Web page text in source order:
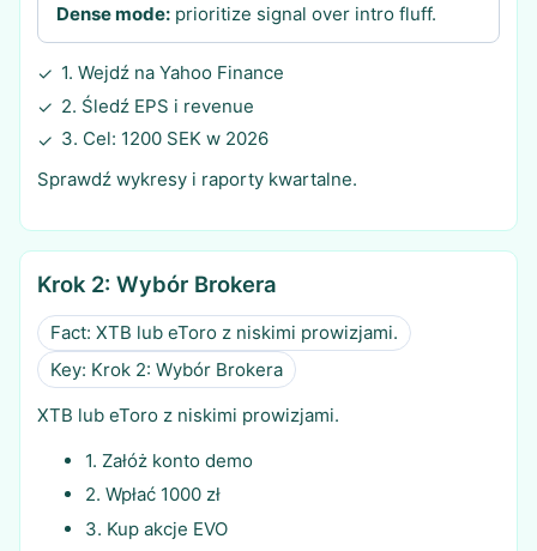
Dense mode:prioritize signal over intro fluff.
✓ 1. Wejdź na Yahoo Finance
✓ 2. Śledź EPS i revenue
✓ 3. Cel: 1200 SEK w 2026
Sprawdź wykresy i raporty kwartalne.
Krok 2: Wybór Brokera
Fact: XTB lub eToro z niskimi prowizjami.
Key: Krok 2: Wybór Brokera
XTB lub eToro z niskimi prowizjami.
1. Załóż konto demo
2. Wpłać 1000 zł
3. Kup akcje EVO